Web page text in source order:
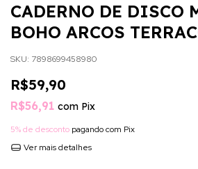
CADERNO DE DISCO
BOHO ARCOS
SKU: 7898699458980
R$59,90
R$56,91 com Pix
5% de desconto pagando com Pix
Ver mais detalhes